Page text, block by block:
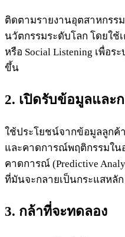
ติดตามรายงานอุตสาหกรร
นวัตกรรมระดับโลก โดยใช้เ
หรือ Social Listening เพื่อ
ขึ้น
2. เปิดรับข้อมูลและ
ใช้ประโยชน์จากข้อมูลลูกค้
และคาดการณ์พฤติกรรมใน
คาดการณ์ (Predictive
ที่มันจะกลายเป็นกระแสหลัก
3. กล้าที่จะทดลอง